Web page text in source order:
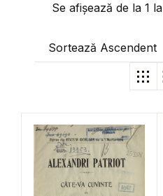
Se afișează de la 1 la
Sortează Ascendent